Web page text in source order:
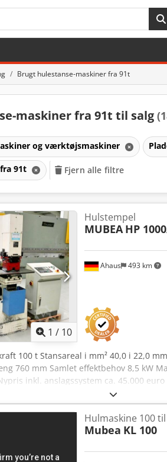
Brugt hulestanse-maskiner fra 91t
maskiner fra 91t til salg
og værktøjsmaskiner
91t Fjern alle filtre
1 / 10
Ahaus 493 km
Hulstempel
MUBEA HP
100 t Stansareal i mm² 40,0 i 22,0
760 mm Samlet effektbehov 8,5 kW
inkl. anslagssystem ca. 45.000
- Stansslaglængde
i X- og Y-akse * med "FAGOR"
(special-)stansværktøjer (se billede 9)
fodkontakt - Brugsanvisning til
Hulmaskine 100 til
Mubea KL 100